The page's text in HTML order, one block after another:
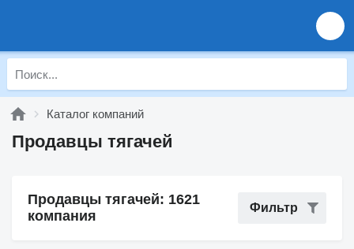
Каталог компаний
Продавцы тягачей
Продавцы тягачей: 1621
компания
Фильтр